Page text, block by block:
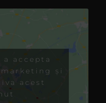
a accepta
și
acest